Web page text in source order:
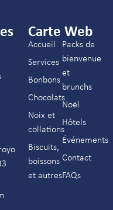
Carte Web
Accueil
Services
Bonbons
Chocolats
Noix et
collations
Biscuits,
boissons
et autres
Packs de
bienvenue
et
brunchs
Noël
Hôtels
Événements
Contact
FAQs